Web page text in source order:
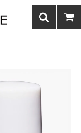
ディジュエリーなどまつ